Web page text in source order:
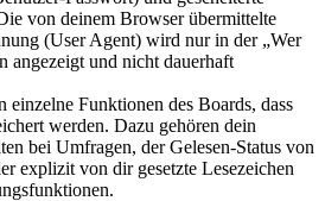
von deinem Browser übermittelte
(User Agent) wird nur in der „Wer
angezeigt und nicht dauerhaft
einzelne Funktionen des Boards, dass
werden. Dazu gehören dein
bei Umfragen, der Gelesen-Status von
explizit von dir gesetzte Lesezeichen